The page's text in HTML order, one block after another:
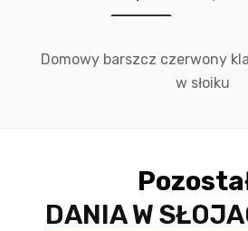
Domowy barszcz czerwony
w słoiku
DANIA W